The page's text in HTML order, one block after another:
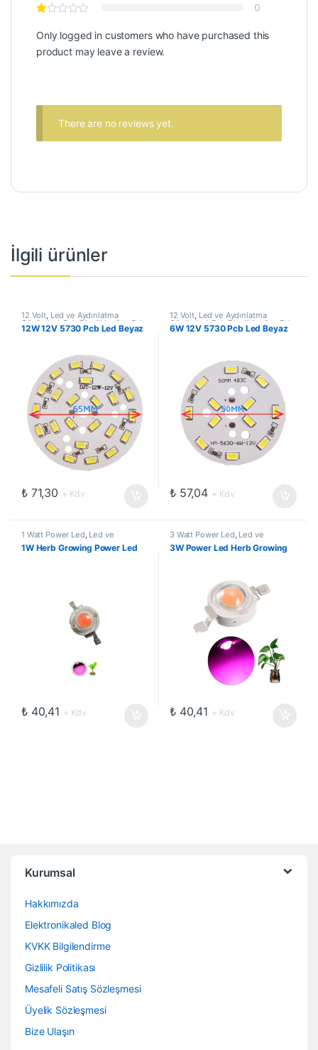
0
Only logged in customers who have purchased this
product may leave a review.
There are no reviews yet.
İlgili ürünler
12 Volt, Led ve Aydınlatma
Çözümleri,Pcb Dizgili Ledler Pcb
Ledler
12W 12V 5730 Pcb Led Beyaz
₺71,30 + Kdv
12 Volt, Led ve Aydınlatma
Çözümleri,Pcb Dizgili Ledler Pcb
Ledler
6W 12V 5730 Pcb Led Beyaz
₺57,04 + Kdv
1 Watt Power Led, Led ve
Aydınlatma Çözümleri Power
Ledler,SMD Ledler
1W Herb Growing Power Led
₺40,41 + Kdv
3 Watt Power Led, Led ve
Aydınlatma Çözümleri ,Power
Ledler
3W Power Led Herb Growing
₺40,41 + Kdv
Kurumsal
Hakkımızda
Elektronikaled Blog
KVKK Bilgilendirme
Gizlilik Politikası
Mesafeli Satış Sözleşmesi
Üyelik Sözleşmesi
Bize Ulaşın